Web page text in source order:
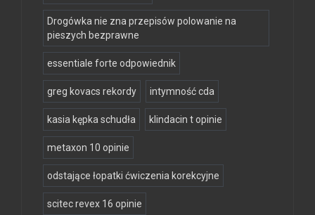
Drogówka nie zna przepisów polowanie na
pieszych bezprawne
essentiale forte odpowiednik
greg kovacs rekordy intymność cda
kasia kępka schudła klindacin t opinie
metaxon 10 opinie
odstające łopatki ćwiczenia korekcyjne
scitec revex 16 opinie